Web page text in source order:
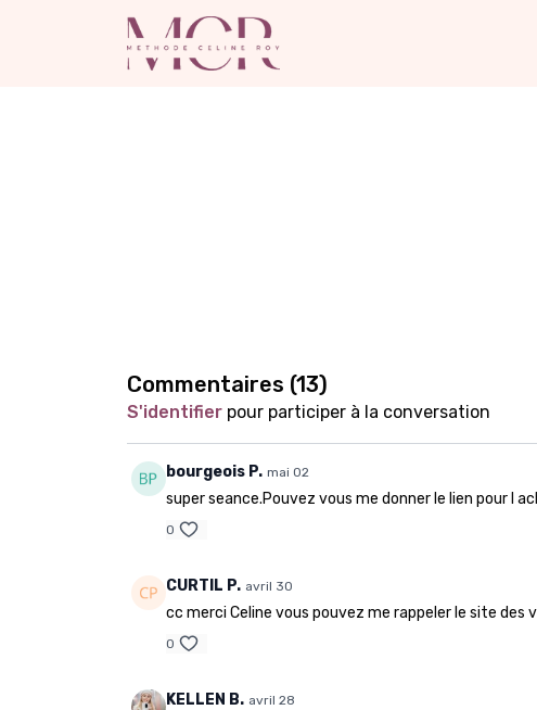
Commentaires (13)
S'identifier pour participer à la conversation
bourgeois P. mai 02
super seance.Pouvez vous me donner le lien pour l
0
CURTIL P. avril 30
cc merci Celine vous pouvez me rappeler le site
0
KELLEN B. avril 28